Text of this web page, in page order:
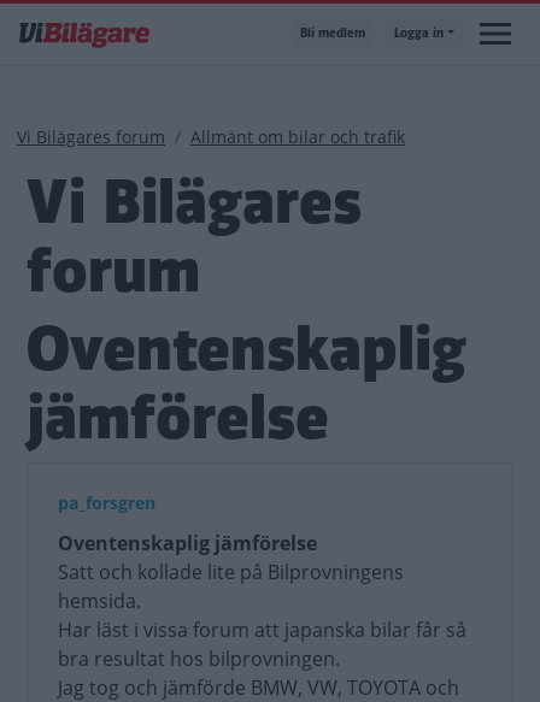
till
Bli medlem Logga in
Länkstig
Vi Bilägares forum Allmänt om bilar och trafik
Vi Bilägares
forum
Oventenskaplig
jämförelse
pa_forsgren
Oventenskaplig jämförelse
Satt och kollade lite på Bilprovningens
hemsida.
Har läst i vissa forum att japanska bilar får så
bra resultat hos bilprovningen.
Jag tog och jämförde BMW, VW, TOYOTA och